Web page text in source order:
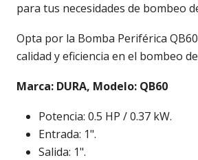
para tus necesidades de bombeo
Opta por la Bomba Periférica
calidad y eficiencia en el bombeo
Marca: DURA, Modelo: QB60
Potencia: 0.5 HP / 0.37 kW.
Entrada: 1".
Salida: 1".